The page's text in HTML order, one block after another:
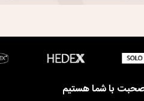
صحبت با شما هستیم